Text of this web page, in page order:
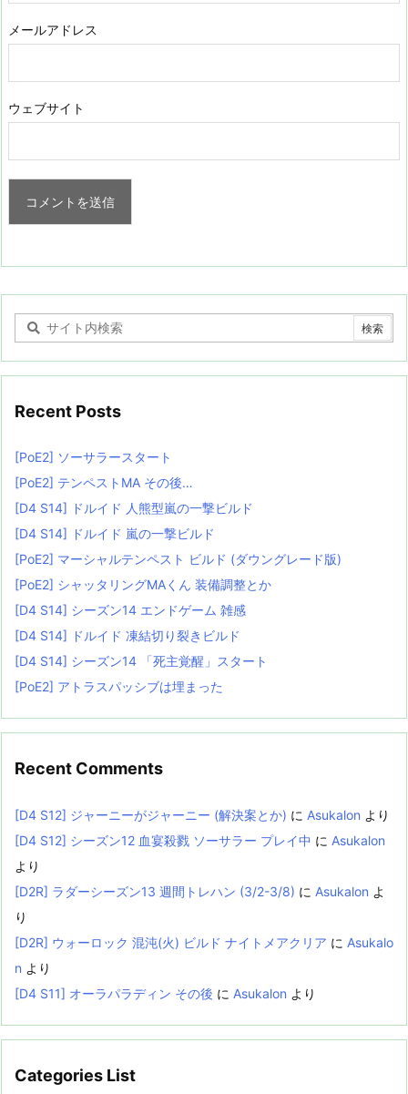
メールアドレス
ウェブサイト
Recent Posts
[PoE2] ソーサラースタート
[PoE2] テンペストMA その後…
[D4 S14] ドルイド 人熊型嵐の一撃ビルド
[D4 S14] ドルイド 嵐の一撃ビルド
[PoE2] マーシャルテンペスト ビルド (ダウングレード版)
[PoE2] シャッタリングMAくん 装備調整とか
[D4 S14] シーズン14 エンドゲーム 雑感
[D4 S14] ドルイド 凍結切り裂きビルド
[D4 S14] シーズン14 「死主覚醒」スタート
[PoE2] アトラスパッシブは埋まった
Recent Comments
[D4 S12] ジャーニーがジャーニー (解決案とか) に Asukalon より
[D4 S12] シーズン12 血宴殺戮 ソーサラー プレイ中 に Asukalon
より
[D2R] ラダーシーズン13 週間トレハン (3/2-3/8) に Asukalon よ
り
[D2R] ウォーロック 混沌(火) ビルド ナイトメアクリア に Asukalo
n より
[D4 S11] オーラパラディン その後 に Asukalon より
Categories List